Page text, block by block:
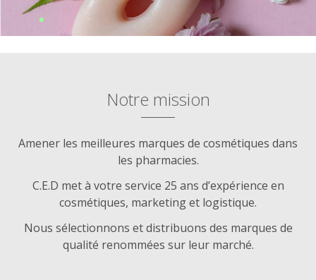
Notre mission
Amener les meilleures marques de cosmétiques dans
les pharmacies.
C.E.D met à votre service 25 ans d’expérience en
cosmétiques, marketing et logistique.
Nous sélectionnons et distribuons des marques de
qualité renommées sur leur marché.